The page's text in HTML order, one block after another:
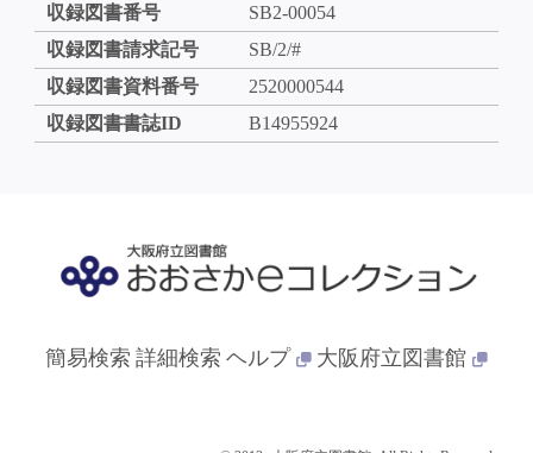
収録図書番号
SB2-00054
収録図書請求記号
SB/2/#
収録図書資料番号
2520000544
収録図書書誌ID
B14955924
簡易検索 詳細検索 ヘルプ 大阪府立図書館